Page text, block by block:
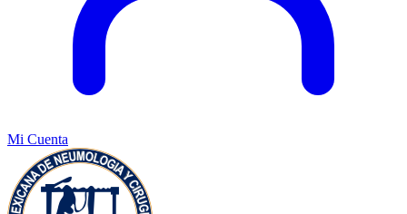
Mi Cuenta